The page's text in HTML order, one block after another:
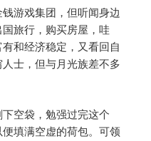
游戏集团，但听闻身边
旅行，购买房屋，哇
和经济稳定，又看回自
士，但与月光族差不多
空袋，勉强过完这个
填满空虚的荷包。可领